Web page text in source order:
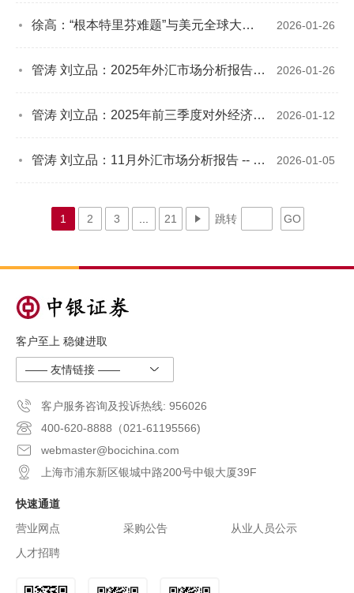
徐高：“根本特里芬难题”与美元全球大循环的兴衰 2026-01-26
管涛 刘立品：2025年外汇市场分析报告--美元指数大幅走弱，人民币汇率稳中有升，境内外汇供求关系逆转 2026-01-26
管涛 刘立品：2025年前三季度对外经济部门体检报告--经常项目顺差扩大，内资流出加快，外资仍然低迷 2026-01-12
管涛 刘立品：11月外汇市场分析报告 -- 人民币汇率升值加快，但结汇潮仍缺乏数据支持 2026-01-05
1 2 3 21 跳转 GO
客户至上 稳健进取
—— 友情链接 ——
客户服务咨询及投诉热线: 956026
400-620-8888（021-61195566)
webmaster@bocichina.com
上海市浦东新区银城中路200号中银大厦39F
快速通道
营业网点
采购公告
从业人员公示
人才招聘